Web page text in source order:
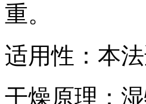
重。
适用性：本
干燥原理：